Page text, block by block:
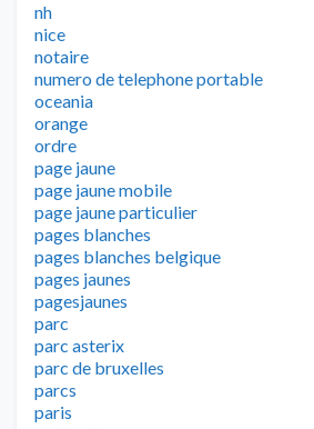
nh
nice
notaire
numero de telephone portable
oceania
orange
ordre
page jaune
page jaune mobile
page jaune particulier
pages blanches
pages blanches belgique
pages jaunes
pagesjaunes
parc
parc asterix
parc de bruxelles
parcs
paris